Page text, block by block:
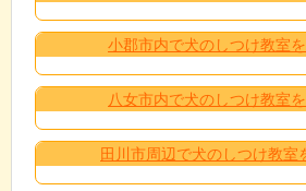
小郡市内で犬のしつけ教室
八女市内で犬のしつけ教室
田川市周辺で犬のしつけ教室